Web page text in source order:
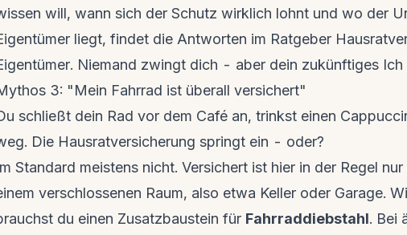
will, wann sich der Schutz wirklich lohnt und wo der
liegt, findet die Antworten im Ratgeber
. Niemand zwingt dich - aber dein zukünftiges Ich
3: "Mein Fahrrad ist überall versichert"
schließt dein Rad vor dem Café an, trinkst einen
Die Hausratversicherung springt ein - oder?
Standard meistens nicht. Versichert ist hier in der Regel nur
verschlossenen Raum, also etwa Keller oder Garage.
du einen Zusatzbaustein für Fahrraddiebstahl. Bei